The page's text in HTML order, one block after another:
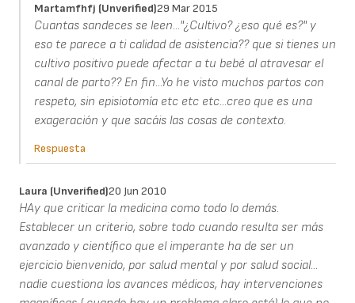
Martamfhfj (unverified)29 Mar 2015
Cuantas sandeces se leen..."¿Cultivo? ¿eso qué es?" y
eso te parece a ti calidad de asistencia?? que si tienes un
cultivo positivo puede afectar a tu bebé al atravesar el
canal de parto?? En fin...Yo he visto muchos partos con
respeto, sin episiotomía etc etc etc...creo que es una
exageración y que sacáis las cosas de contexto.
Respuesta
Laura (unverified)20 Jun 2010
HAy que criticar la medicina como todo lo demás.
Establecer un criterio, sobre todo cuando resulta ser más
avanzado y científico que el imperante ha de ser un
ejercicio bienvenido, por salud mental y por salud social...
nadie cuestiona los avances médicos, hay intervenciones